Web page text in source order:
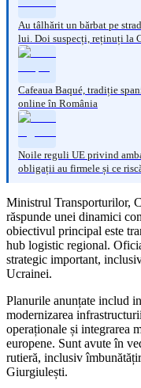
Au tâlhărit un bărbat pe
lui. Doi suspecți, reținuți la
Cafeaua Baqué, tradiție
online în România
Noile reguli UE privind
obligații au firmele și ce
Ministrul Transporturilor,
răspunde unei dinamici
obiectivul principal este
hub logistic regional.
strategic important,
Ucrainei.
Planurile anunțate includ
modernizarea
operaționale și integrarea
europene. Sunt avute în
rutieră, inclusiv
Giurgiulești.